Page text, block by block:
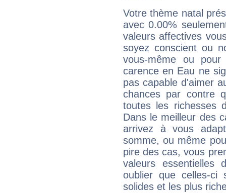
Votre thème natal
avec 0.00%
valeurs affectives
soyez conscient ou
vous-même ou
carence en Eau ne
pas capable d'aimer
chances par contre
toutes les richesses
Dans le meilleur des
arrivez à vous
somme, ou même
pire des cas, vous
valeurs
oublier que celles-
solides et les plus